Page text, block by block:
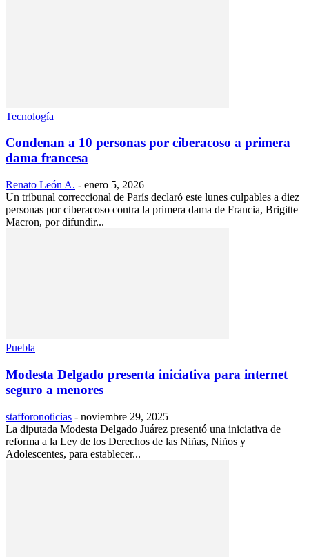
Tecnología
Condenan a 10 personas por ciberacoso a primera
dama francesa
Renato León A. - enero 5, 2026
Un tribunal correccional de París declaró este lunes culpables a diez
personas por ciberacoso contra la primera dama de Francia, Brigitte
Macron, por difundir...
Puebla
Modesta Delgado presenta iniciativa para internet
seguro a menores
stafforonoticias - noviembre 29, 2025
La diputada Modesta Delgado Juárez presentó una iniciativa de
reforma a la Ley de los Derechos de las Niñas, Niños y
Adolescentes, para establecer...